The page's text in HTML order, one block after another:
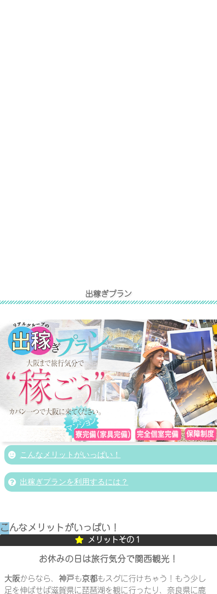
出稼ぎプラン
こんなメリットがいっぱい！
出稼ぎプランを利用するには？
こんなメリットがいっぱい！
メリットその１
お休みの日は旅行気分で関西観光！
大阪からなら、 神戸も京都もスグに行けちゃう！もう少し
足を伸ばせば滋賀県に琵琶湖を観に行ったり、奈良県に鹿